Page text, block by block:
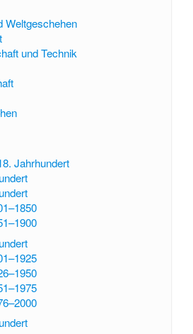
Weltgeschehen
und Technik
Jahrhundert